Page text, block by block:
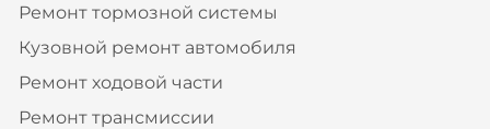
Ремонт тормозной системы
Кузовной ремонт автомобиля
Ремонт ходовой части
Ремонт трансмиссии